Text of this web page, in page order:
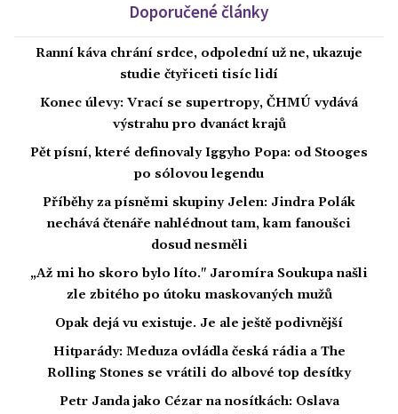
Doporučené články
Ranní káva chrání srdce, odpolední už ne, ukazuje
studie čtyřiceti tisíc lidí
Konec úlevy: Vrací se supertropy, ČHMÚ vydává
výstrahu pro dvanáct krajů
Pět písní, které definovaly Iggyho Popa: od Stooges
po sólovou legendu
Příběhy za písněmi skupiny Jelen: Jindra Polák
nechává čtenáře nahlédnout tam, kam fanoušci
dosud nesměli
„Až mi ho skoro bylo líto." Jaromíra Soukupa našli
zle zbitého po útoku maskovaných mužů
Opak dejá vu existuje. Je ale ještě podivnější
Hitparády: Meduza ovládla česká rádia a The
Rolling Stones se vrátili do albové top desítky
Petr Janda jako Cézar na nosítkách: Oslava